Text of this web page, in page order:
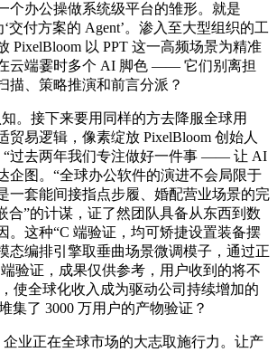
个办公操做系统级平台的雏形。就是
‘交付方案的 Agent’。渗入至大型组织的工
PixelBloom 以 PPT 这一高频场景为精准
云端霎时多个 AI 脚色 —— 它们别离担
描、策略推演和前言分派？
接下来要用同样的方去降服全球用
贸易逻辑，像素绽放 PixelBloom 创始人
“过去两年我们专注做好一件事 —— 让 AI
企图。“全球办公软件的演进不会局限于
一套能间接指点步履、婚配营业场景的完
合”的计谋，证了然团队具备从东西到数
。这种“C 端验证，均可矫捷设置装备摆
态编排引擎取垂曲场景微调模子，通过正
验证，成果仅供参考，用户收到的将不
使全球化收入成为驱动公司持续增加的
集了 3000 万用户的产物验证？
正在全球市场的大志取施行力。让产